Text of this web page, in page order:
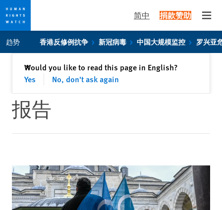
Skip
to
privacy
Skip
to
content
简中 捐款赞助
趋势 香港反修例抗争 新冠病毒 中国大规模监控 罗兴亚
Would you like to read this page in English?
Yes
No, don't ask again
✕关闭
报告